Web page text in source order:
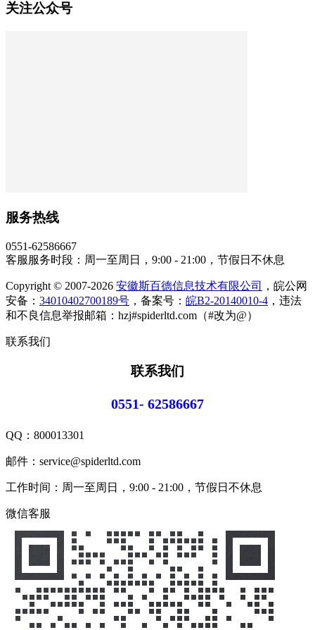
关注公众号
服务热线
0551-62586667
客服服务时段：周一至周日，9:00 - 21:00，节假日不休息
Copyright © 2007-2026 安徽斯百德信息技术有限公司
，皖公网
安备： 34010402700189号 ，备案号： 皖B2-20140010-4 ，违法
和不良信息举报邮箱：hzj#spiderltd.com（#改为@）
联系我们
联系我们
0551- 62586667
QQ： 800013301
邮件：service@spiderltd.com
工作时间：周一至周日，9:00 - 21:00，节假日不休息
微信客服